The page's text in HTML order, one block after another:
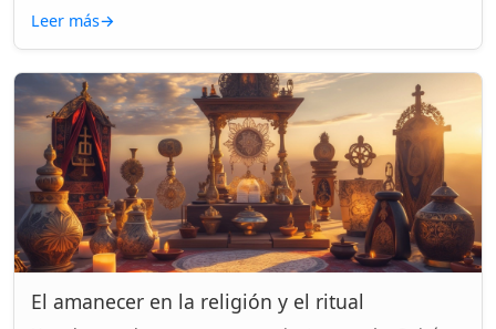
Leer más→
El amanecer en la religión y el ritual